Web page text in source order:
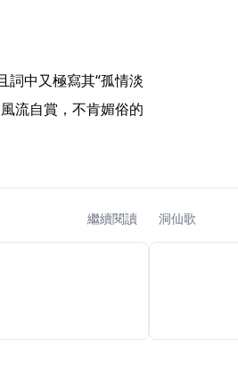
流自賞，不肯媚俗的
繼續閱讀 洞仙歌